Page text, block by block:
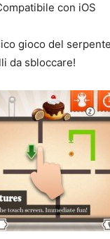
con iOS
gioco del
da sbloccare!